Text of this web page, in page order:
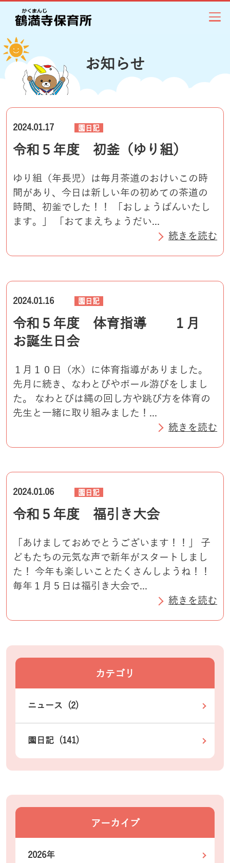
お知らせ
2024.01.17 園日記
令和５年度 初釜（ゆり組）
ゆり組（年長児）は毎月茶道のおけいこの時
間があり、今日は新しい年の初めての茶道の
時間、初釜でした！！ 「おしょうばんいたし
ます。」 「おてまえちょうだい...
続きを読む
2024.01.16 園日記
令和５年度 体育指導 １月
お誕生日会
１月１０日（水）に体育指導がありました。
先月に続き、なわとびやボール游びをしまし
た。 なわとびは縄の回し方や跳び方を体育の
先生と一緒に取り組みました！...
続きを読む
2024.01.06 園日記
令和５年度 福引き大会
「あけましておめでとうございます！！」 子
どもたちの元気な声で新年がスタートしまし
た！ 今年も楽しいことたくさんしようね！！
毎年１月５日は福引き大会で...
続きを読む
カテゴリ
ニュース (2)
園日記 (141)
アーカイブ
2026年